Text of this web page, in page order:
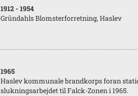
1912 - 1954
Gründahls Blomsterforretning, Haslev
1965
Haslev kommunale brandkorps foran
slukningsarbejdet til Falck-Zonen i 1965.